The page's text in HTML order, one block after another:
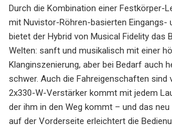
Durch die Kombination einer Festkörper-
mit Nuvistor-Röhren-basierten Eingangs-
bietet der Hybrid von Musical Fidelity das
Welten: sanft und musikalisch mit einer
Klanginszenierung, aber bei Bedarf auch
schwer. Auch die Fahreigenschaften sind
2x330-W-Verstärker kommt mit jedem
der ihm in den Weg kommt – und das
auf der Vorderseite erleichtert die